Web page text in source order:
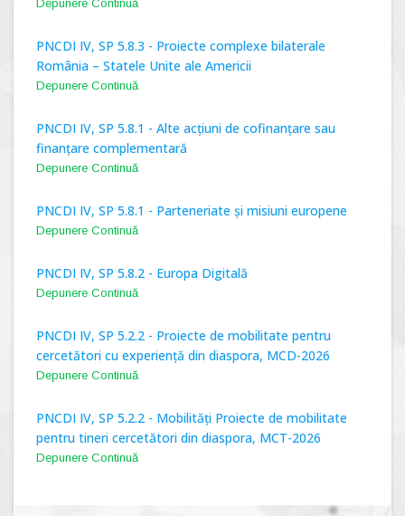
Depunere Continuă
PNCDI IV, SP 5.8.3 - Proiecte complexe bilaterale
România – Statele Unite ale Americii
Depunere Continuă
PNCDI IV, SP 5.8.1 - Alte acțiuni de cofinanțare sau
finanțare complementară
Depunere Continuă
PNCDI IV, SP 5.8.1 - Parteneriate și misiuni europene
Depunere Continuă
PNCDI IV, SP 5.8.2 - Europa Digitală
Depunere Continuă
PNCDI IV, SP 5.2.2 - Proiecte de mobilitate pentru
cercetători cu experiență din diaspora, MCD-2026
Depunere Continuă
PNCDI IV, SP 5.2.2 - Mobilități Proiecte de mobilitate
pentru tineri cercetători din diaspora, MCT-2026
Depunere Continuă